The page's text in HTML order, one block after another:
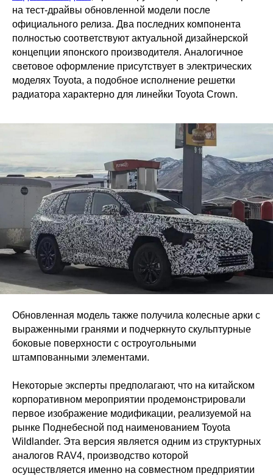
на тест-драйвы обновленной модели после
официального релиза. Два последних компонента
полностью соответствуют актуальной дизайнерской
концепции японского производителя. Аналогичное
световое оформление присутствует в электрических
моделях Toyota, а подобное исполнение решетки
радиатора характерно для линейки Toyota Crown.
Обновленная модель также получила колесные арки с
выраженными гранями и подчеркнуто скульптурные
боковые поверхности с остроугольными
штампованными элементами.
Некоторые эксперты предполагают, что на китайском
корпоративном мероприятии продемонстрировали
первое изображение модификации, реализуемой на
рынке Поднебесной под наименованием Toyota
Wildlander. Эта версия является одним из структурных
аналогов RAV4, производство которой
осуществляется именно на совместном предприятии